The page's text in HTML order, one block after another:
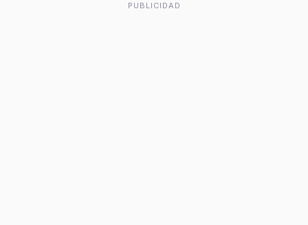
PUBLICIDAD